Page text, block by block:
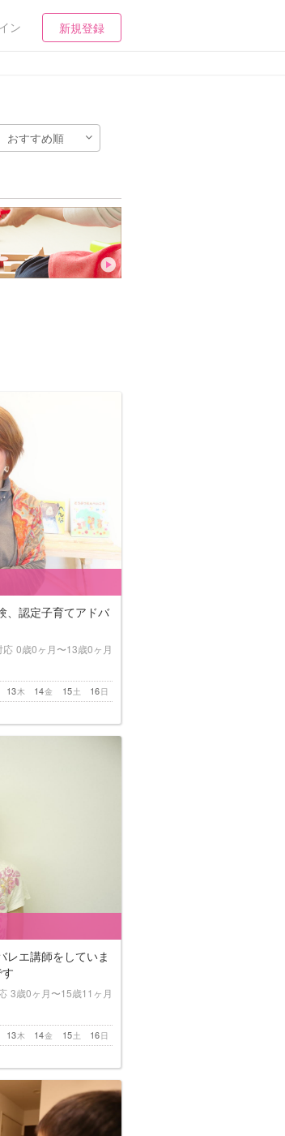
ン 新規登録
、認定子育てアドバ
応 0歳0ヶ月〜13歳0ヶ月
木
13 金
14 土
15 日
16
レエ講師をしていま
3歳0ヶ月〜15歳11ヶ月
木
13 金
14 土
15 日
16